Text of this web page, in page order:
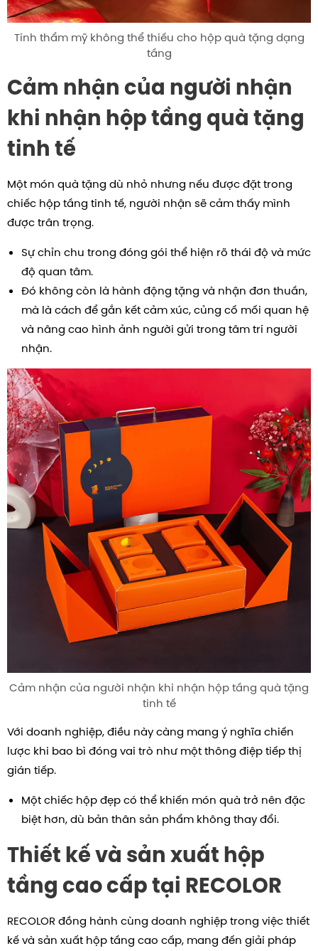
Tính thẩm mỹ không thể thiếu cho hộp quà tặng dạng
tầng
Cảm nhận của người nhận
khi nhận hộp tầng quà tặng
tinh tế
Một món quà tặng dù nhỏ nhưng nếu được đặt trong
chiếc hộp tầng tinh tế, người nhận sẽ cảm thấy mình
được trân trọng.
Sự chỉn chu trong đóng gói thể hiện rõ thái độ và mức
độ quan tâm.
Đó không còn là hành động tặng và nhận đơn thuần,
mà là cách để gắn kết cảm xúc, củng cố mối quan hệ
và nâng cao hình ảnh người gửi trong tâm trí người
nhận.
Cảm nhận của người nhận khi nhận hộp tầng quà tặng
tinh tế
Với doanh nghiệp, điều này càng mang ý nghĩa chiến
lược khi bao bì đóng vai trò như một thông điệp tiếp thị
gián tiếp.
Một chiếc hộp đẹp có thể khiến món quà trở nên đặc
biệt hơn, dù bản thân sản phẩm không thay đổi.
Thiết kế và sản xuất hộp
tầng cao cấp tại RECOLOR
RECOLOR đồng hành cùng doanh nghiệp trong việc thiết
kế và sản xuất hộp tầng cao cấp, mang đến giải pháp